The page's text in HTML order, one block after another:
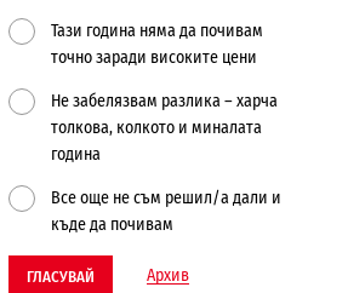
Тази година няма да почивам
точно заради високите цени
Не забелязвам разлика – харча
толкова, колкото и миналата
година
Все още не съм решил/а дали и
къде да почивам
ГЛАСУВАЙ Архив